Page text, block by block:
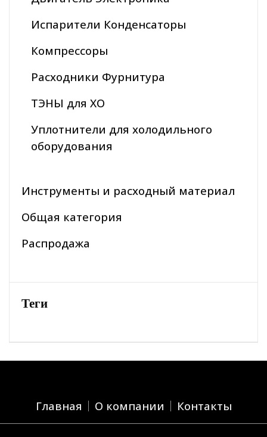
Испарители Конденсаторы
Компрессоры
Расходники Фурнитура
ТЭНЫ для ХО
Уплотнители для холодильного
оборудования
Инструменты и расходный материал
Общая категория
Распродажа
Теги
Главная О компании Контакты